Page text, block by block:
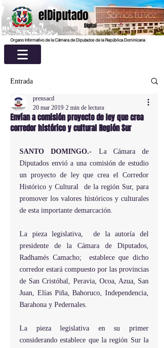
elDiputado
Digital
Organo Informativo de la Cámara de Diputados de la República Dominicana
Entrada
Envían a comisión proyecto de ley que crea
corredor histórico y cultural Región Sur
prensacd
20 mar 2019 2 min de lectura
SANTO DOMINGO.- La Cámara de
Diputados envió a una comisión de estudio
un proyecto de ley que crea el Corredor
Histórico y Cultural  de la región Sur, para
promover los valores históricos y culturales
de esta importante demarcación.
La pieza legislativa,  de la autoría del
presidente de la Cámara de Diputados,
Radhamés Camacho;  establece que dicho
corredor estará compuesto por las provincias
de San Cristóbal, Peravia, Ocoa, Azua, San
Juan, Elías Piña, Bahoruco, Independencia,
Barahona y Pedernales.
La pieza legislativa en su primer
considerando establece que la región Sur la